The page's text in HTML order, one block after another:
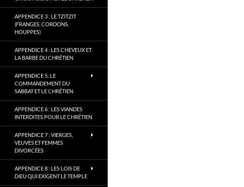
APPENDICE 3 : LE TZITZIT
(FRANGES, CORDONS,
HOUPPES)
APPENDICE 4 : LES CHEVEUX ET
LA BARBE DU CHRÉTIEN
APPENDICE 5: LE
COMMANDEMENT DU
SABBAT ET LE CHRÉTIEN
APPENDICE 6 : LES VIANDES
INTERDITES POUR LE CHRÉTIEN
APPENDICE 7 : VIERGES,
VEUVES ET FEMMES
DIVORCÉES
APPENDICE 8 : LES LOIS DE
DIEU QUI EXIGENT LE TEMPLE